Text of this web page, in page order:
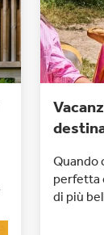
Quando
perfetta
di più